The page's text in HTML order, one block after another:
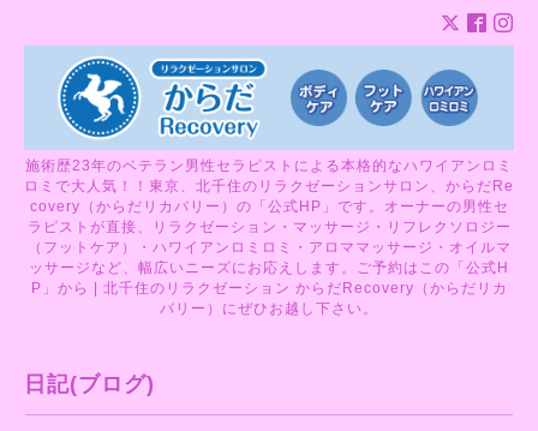
施術歴23年のベテラン男性セラピストによる本格的なハワイアンロミ
ロミで大人気！！東京、北千住のリラクゼーションサロン、からだRe
covery（からだリカバリー）の「公式HP」です。オーナーの男性セ
ラピストが直接、リラクゼーション・マッサージ・リフレクソロジー
（フットケア）・ハワイアンロミロミ・アロママッサージ・オイルマ
ッサージなど、幅広いニーズにお応えします。ご予約はこの「公式H
P」から | 北千住のリラクゼーション からだRecovery（からだリカ
バリー）にぜひお越し下さい。
日記(ブログ)